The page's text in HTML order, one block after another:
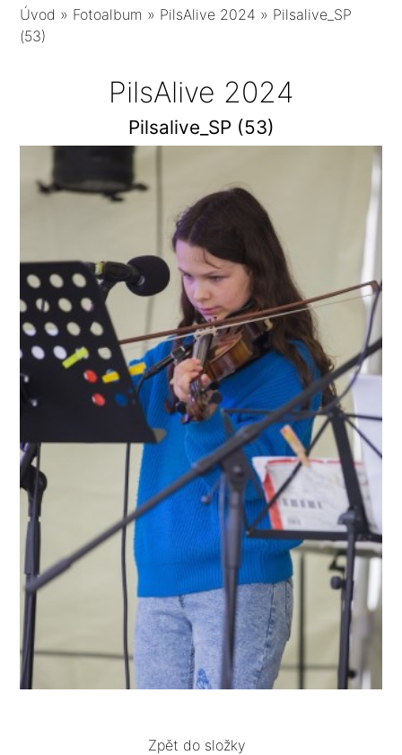
Úvod » Fotoalbum » PilsAlive 2024 » Pilsalive_SP
(53)
PilsAlive 2024
Pilsalive_SP (53)
Zpět do složky